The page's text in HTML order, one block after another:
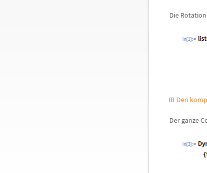
Die Rotation
In[1]:=
Den
Der ganze
In[3]:=